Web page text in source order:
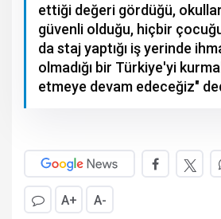
ettiği değeri gördüğü,
güvenli olduğu, hiçbir
da staj yaptığı iş yerinde
olmadığı bir Türkiye'yi
etmeye devam edeceğiz"
A+ A-